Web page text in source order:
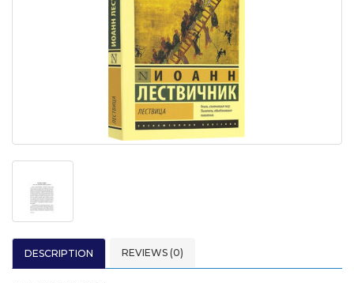
DESCRIPTION REVIEWS (0)